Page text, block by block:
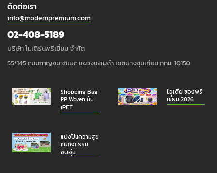
ติดต่อเรา
info@modernpremium.com
02-408-5189
บริษัท โมเดิร์นพรีเมี่ยม จำกัด
55/145 ถนนกาญจนาภิเษก แขวงแสมดำ เขตบางขุนเทียน กทม. 10150
Shopping Bag
PP Woven กับ
rPET
ไอเดีย ของพรี
เมี่ยม 2026
แบ่งปันความสุข
กับกิจกรรม
อบอุ่น